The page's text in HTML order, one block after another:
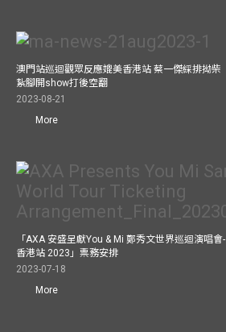
澳門站巡迴觀眾反應媲美香港站 蔡一傑綵排拗柴
紥腳開show打後空翻
2023-08-21
More
「AXA 安盛呈獻You & Mi 鄭秀文世界巡迴演唱會-
香港站 2023」票務安排
2023-07-18
More